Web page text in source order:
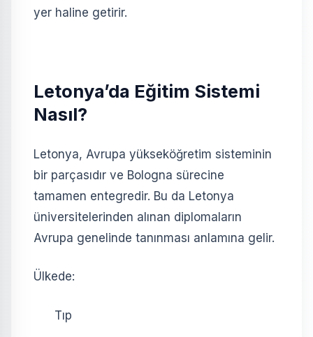
yer haline getirir.
Letonya’da Eğitim Sistemi
Nasıl?
Letonya, Avrupa yükseköğretim sisteminin
bir parçasıdır ve Bologna sürecine
tamamen entegredir. Bu da Letonya
üniversitelerinden alınan diplomaların
Avrupa genelinde tanınması anlamına gelir.
Ülkede:
Tıp